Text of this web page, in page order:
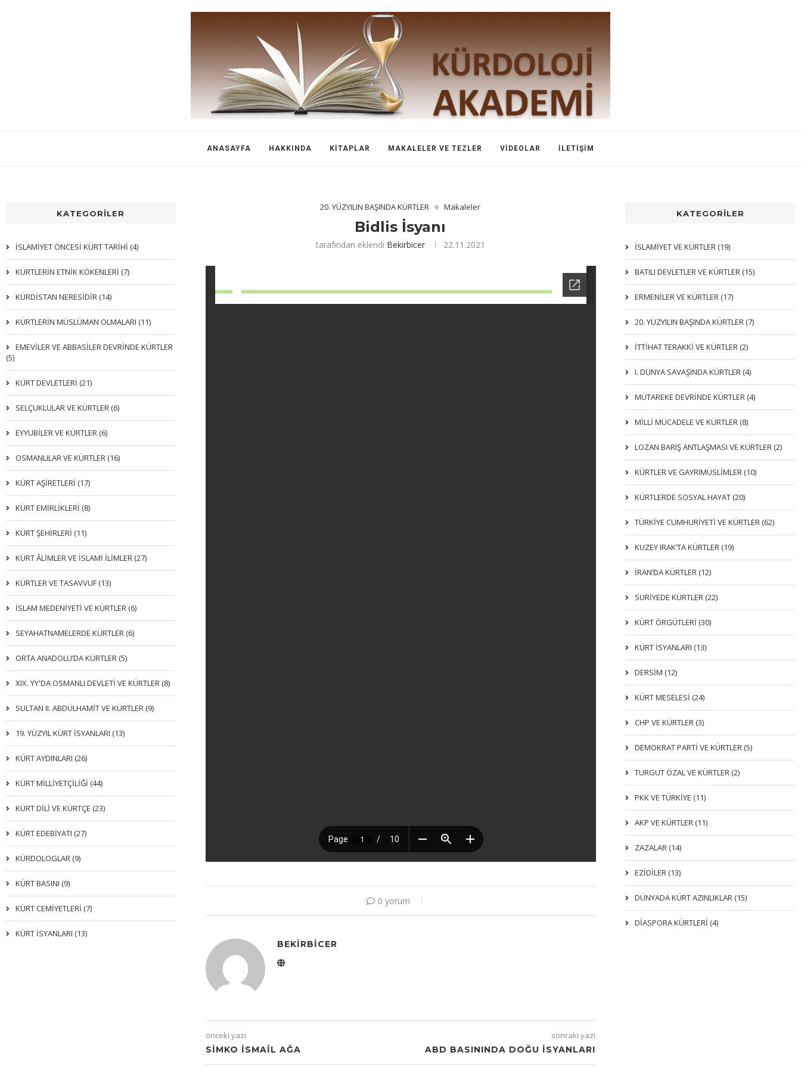
ANASAYFA HAKKINDA KITAPLAR MAKALELER VE TEZLER VIDEOLAR İLETIŞIM
20. YÜZYILIN BAŞINDA KÜRTLER Makaleler
Bidlis İsyanı
tarafından eklendi Bekirbicer 22.11.2021
0 yorum
BEKIRBICER
önceki yazı
SIMKO İSMAIL AĞA
sonraki yazı
ABD BASININDA DOĞU İSYANLARI
KATEGORİLER
İSLAMIYET VE KÜRTLER (19)
BATILI DEVLETLER VE KÜRTLER (15)
ERMENİLER VE KÜRTLER (17)
20. YÜZYILIN BAŞINDA KÜRTLER (7)
İTTIHAT TERAKKI VE KÜRTLER (2)
I. DÜNYA SAVAŞINDA KÜRTLER (4)
MÜTAREKE DEVRİNDE KÜRTLER (4)
MİLLİ MÜCADELE VE KÜRTLER (8)
LOZAN BARIŞ ANTLAŞMASI VE KÜRTLER (2)
KÜRTLER VE GAYRIMÜSLIMLER (10)
KÜRTLERDE SOSYAL HAYAT (20)
TÜRKİYE CUMHURİYETİ VE KÜRTLER (62)
KUZEY IRAK’TA KÜRTLER (19)
İRAN’DA KÜRTLER (12)
SURİYEDE KÜRTLER (22)
KÜRT ÖRGÜTLERİ (30)
KÜRT İSYANLARI (13)
DERSIM (12)
KÜRT MESELESİ (24)
CHP VE KÜRTLER (3)
DEMOKRAT PARTI VE KÜRTLER (5)
TURGUT ÖZAL VE KÜRTLER (2)
PKK VE TÜRKIYE (11)
AKP VE KÜRTLER (11)
ZAZALAR (14)
EZIDILER (13)
DÜNYADA KÜRT AZINLIKLAR (15)
DİASPORA KÜRTLERİ (4)
KATEGORİLER
İSLAMİYET ÖNCESİ KÜRT TARİHİ (4)
KÜRTLERIN ETNIK KÖKENLERI (7)
KÜRDİSTAN NERESİDİR (14)
KÜRTLERİN MÜSLÜMAN OLMALARI (11)
EMEVİLER VE ABBASİLER DEVRİNDE KÜRTLER
(5)
KÜRT DEVLETLERİ (21)
SELÇUKLULAR VE KÜRTLER (6)
EYYUBİLER VE KÜRTLER (6)
OSMANLILAR VE KÜRTLER (16)
KÜRT AŞİRETLERİ (17)
KÜRT EMİRLİKLERİ (8)
KÜRT ŞEHİRLERİ (11)
KÜRT ÂLİMLER VE İSLAMİ İLİMLER (27)
KÜRTLER VE TASAVVUF (13)
İSLAM MEDENİYETİ VE KÜRTLER (6)
SEYAHATNAMELERDE KÜRTLER (6)
ORTA ANADOLU’DA KÜRTLER (5)
XIX. YY'DA OSMANLI DEVLETI VE KÜRTLER (8)
SULTAN II. ABDÜLHAMİT VE KÜRTLER (9)
19. YÜZYIL KÜRT İSYANLARI (13)
KÜRT AYDINLARI (26)
KÜRT MİLLİYETÇİLİĞİ (44)
KÜRT DİLİ VE KÜRTÇE (23)
KÜRT EDEBİYATI (27)
KÜRDOLOGLAR (9)
KÜRT BASINI (9)
KÜRT CEMİYETLERİ (7)
KÜRT İSYANLARI (13)